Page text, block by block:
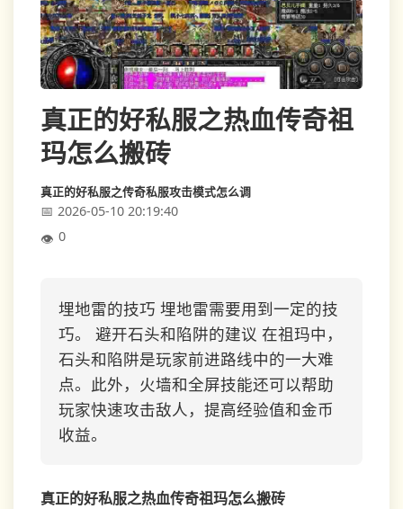
真正的好私服之热血传奇祖
玛怎么搬砖
真正的好私服之传奇私服攻击模式怎么调
2026-05-10 20:19:40
0
埋地雷的技巧 埋地雷需要用到一定的技
巧。 避开石头和陷阱的建议 在祖玛中，
石头和陷阱是玩家前进路线中的一大难
点。此外，火墙和全屏技能还可以帮助
玩家快速攻击敌人，提高经验值和金币
收益。
真正的好私服之热血传奇祖玛怎么搬砖